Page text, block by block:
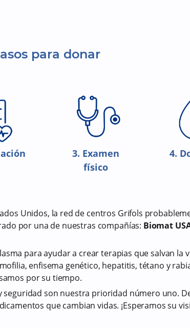
para donar
3. Examen
físico
4.
Unidos, la red de centros Grifols
por una de nuestras compañías: Biomat
para ayudar a crear terapias que salvan la
enfisema genético, hepatitis, tétano y
por su tiempo.
son nuestra prioridad número uno.
que cambian vidas. ¡Esperamos su